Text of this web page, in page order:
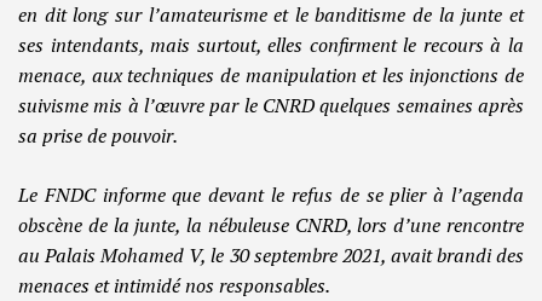
en dit long sur l’amateurisme et le banditisme de la junte et
ses intendants, mais surtout, elles confirment le recours à la
menace, aux techniques de manipulation et les injonctions de
suivisme mis à l’œuvre par le CNRD quelques semaines après
sa prise de pouvoir.
Le FNDC informe que devant le refus de se plier à l’agenda
obscène de la junte, la nébuleuse CNRD, lors d’une rencontre
au Palais Mohamed V, le 30 septembre 2021, avait brandi des
menaces et intimidé nos responsables.